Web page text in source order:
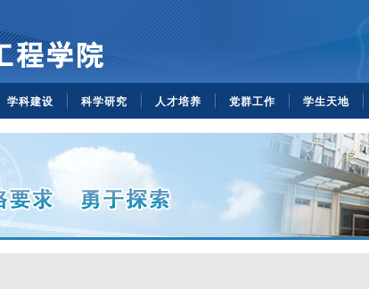
学科建设 科学研究 人才培养 党群工作 学生天地